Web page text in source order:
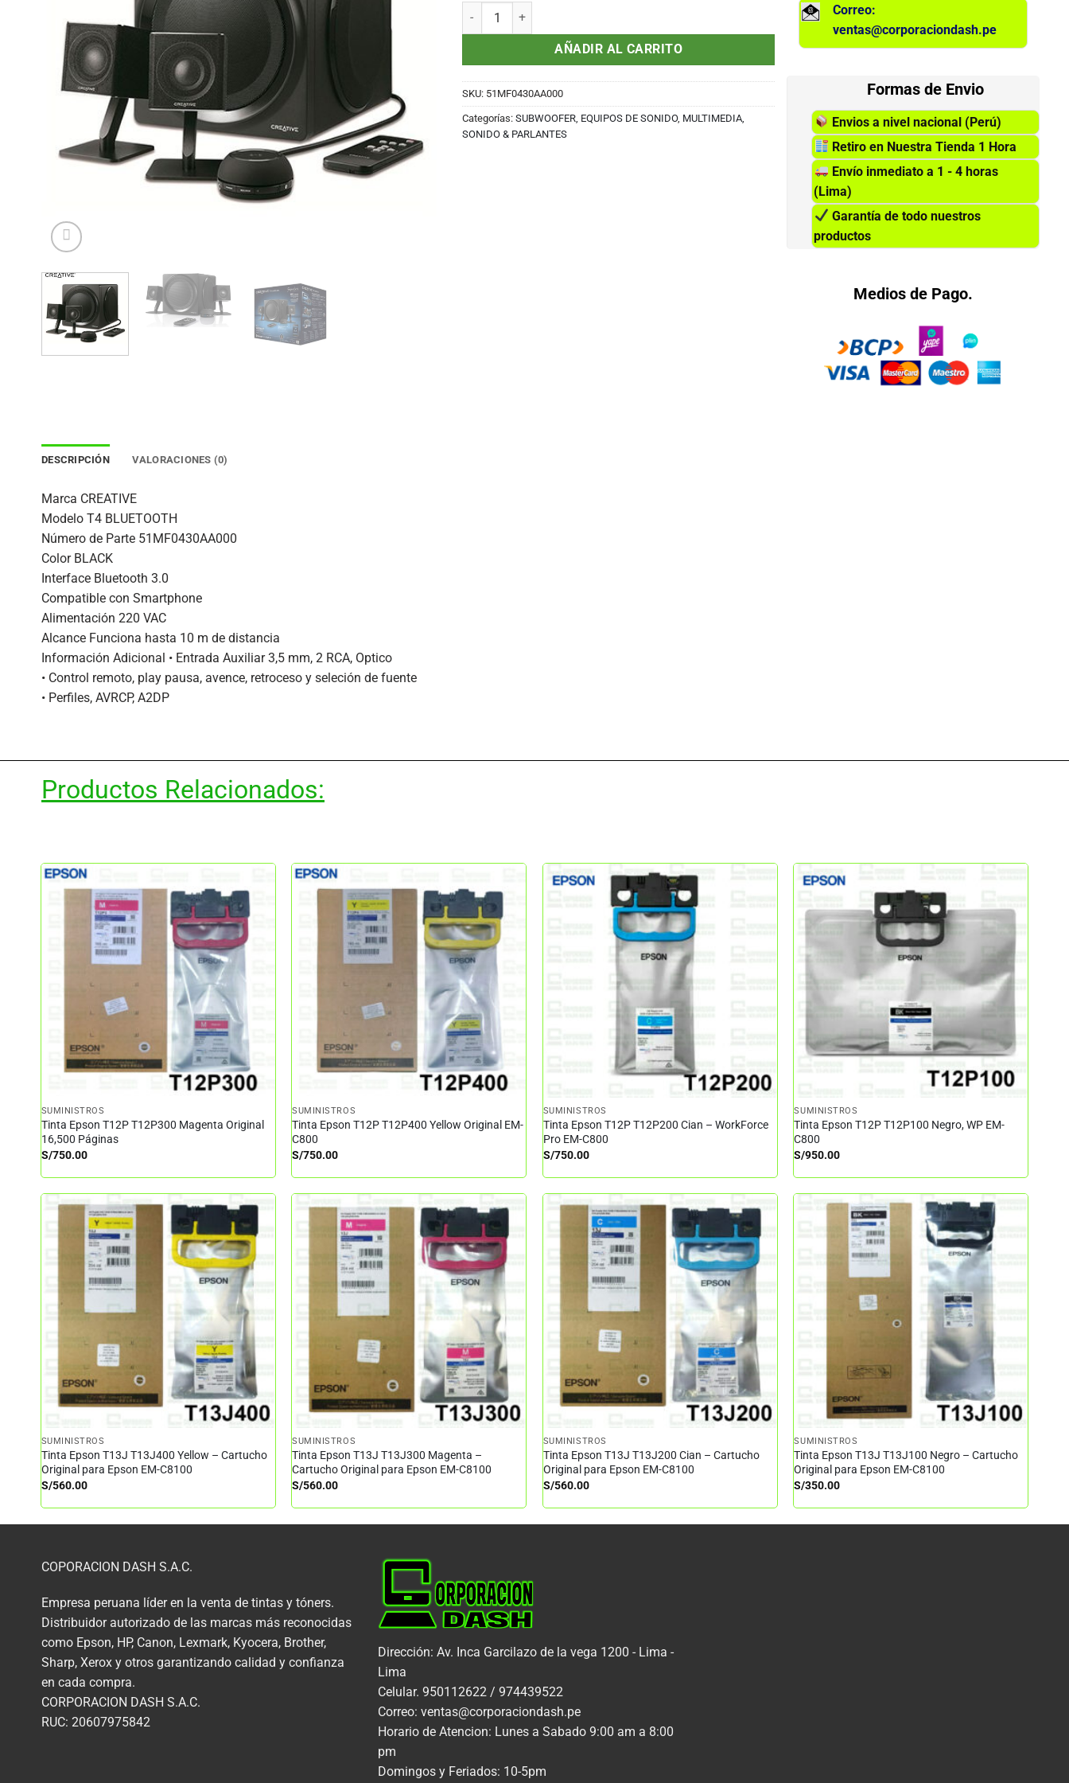
PARLANTE CREATIVE T4 BLUETOOTH BLACK (PN 51MF0430AA000) cantidad
AÑADIR AL CARRITO
SKU: 51MF0430AA000
Categorías:SUBWOOFER, EQUIPOS DE SONIDO, MULTIMEDIA,
SONIDO & PARLANTES
Correo:
ventas@corporaciondash.pe
Formas de Envio
Envios a nivel nacional (Perú)
Retiro en Nuestra Tienda 1 Hora
Envío inmediato a 1 - 4 horas
(Lima)
Garantía de todo nuestros
productos
Medios de Pago.
DESCRIPCIÓN VALORACIONES (0)
Marca CREATIVE
Modelo T4 BLUETOOTH
Número de Parte 51MF0430AA000
Color BLACK
Interface Bluetooth 3.0
Compatible con Smartphone
Alimentación 220 VAC
Alcance Funciona hasta 10 m de distancia
Información Adicional • Entrada Auxiliar 3,5 mm, 2 RCA, Optico
• Control remoto, play pausa, avence, retroceso y seleción de fuente
• Perfiles, AVRCP, A2DP
Productos Relacionados:
SUMINISTROS
Tinta Epson T12P T12P300 Magenta Original
16,500 Páginas
S/750.00
SUMINISTROS
Tinta Epson T12P T12P400 Yellow Original EM-
C800
S/750.00
SUMINISTROS
Tinta Epson T12P T12P200 Cian – WorkForce
Pro EM-C800
S/750.00
SUMINISTROS
Tinta Epson T12P T12P100 Negro, WP EM-
C800
S/950.00
SUMINISTROS
Tinta Epson T13J T13J400 Yellow – Cartucho
Original para Epson EM-C8100
S/560.00
SUMINISTROS
Tinta Epson T13J T13J300 Magenta –
Cartucho Original para Epson EM-C8100
S/560.00
SUMINISTROS
Tinta Epson T13J T13J200 Cian – Cartucho
Original para Epson EM-C8100
S/560.00
SUMINISTROS
Tinta Epson T13J T13J100 Negro – Cartucho
Original para Epson EM-C8100
S/350.00
COPORACION DASH S.A.C.
Empresa peruana líder en la venta de tintas y tóners.
Distribuidor autorizado de las marcas más reconocidas
como Epson, HP, Canon, Lexmark, Kyocera, Brother,
Sharp, Xerox y otros garantizando calidad y confianza
en cada compra.
CORPORACION DASH S.A.C.
RUC: 20607975842
Dirección: Av. Inca Garcilazo de la vega 1200 - Lima -
Lima
Celular. 950112622 / 974439522
Correo: ventas@corporaciondash.pe
Horario de Atencion: Lunes a Sabado 9:00 am a 8:00
pm
Domingos y Feriados: 10-5pm